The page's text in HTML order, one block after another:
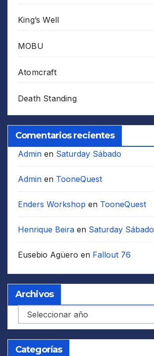
King’s Well
MOBU
Atomcraft
Death Standing
Comentarios recientes
Admin en Saturday Sábado
Admin en TooneQuest
Enders Workshop en TooneQuest
Henrique Beira en Saturday Sábado
Eusebio Agüero en Fallout 76
Archivos
Archivos
Categorías